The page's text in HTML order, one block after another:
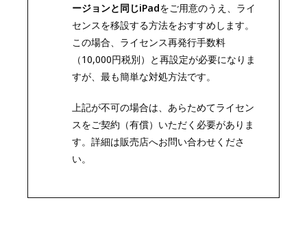
ージョンと同じiPadをご用意のうえ、ライ
センスを移設する方法をおすすめします。
この場合、ライセンス再発行手数料
（10,000円税別）と再設定が必要になりま
すが、最も簡単な対処方法です。
上記が不可の場合は、あらためてライセン
スをご契約（有償）いただく必要がありま
す。詳細は販売店へお問い合わせくださ
い。